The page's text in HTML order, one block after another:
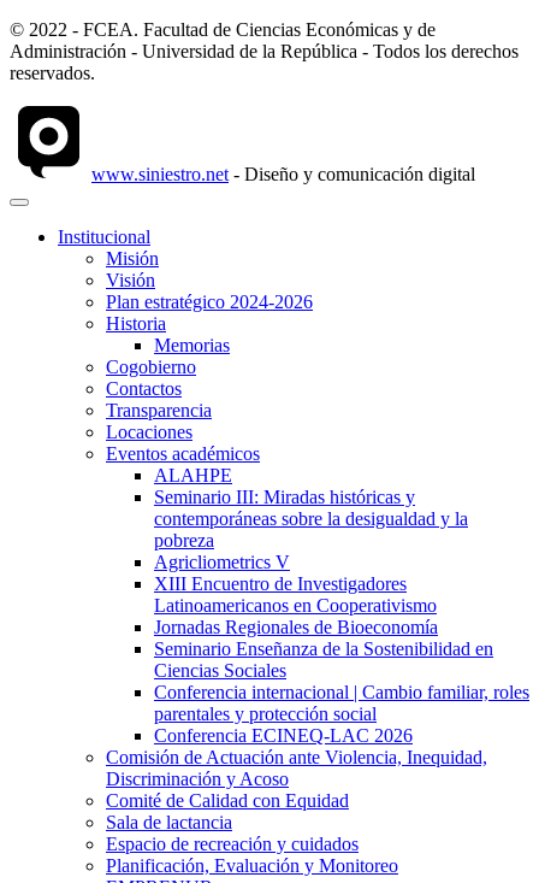
© 2022 - FCEA. Facultad de Ciencias Económicas y de
Administración - Universidad de la República - Todos los derechos
reservados.
www.siniestro.net - Diseño y comunicación digital
Institucional
Misión
Visión
Plan estratégico 2024-2026
Historia
Memorias
Cogobierno
Contactos
Transparencia
Locaciones
Eventos académicos
ALAHPE
Seminario III: Miradas históricas y
contemporáneas sobre la desigualdad y la
pobreza
Agricliometrics V
XIII Encuentro de Investigadores
Latinoamericanos en Cooperativismo
Jornadas Regionales de Bioeconomía
Seminario Enseñanza de la Sostenibilidad en
Ciencias Sociales
Conferencia internacional | Cambio familiar, roles
parentales y protección social
Conferencia ECINEQ-LAC 2026
Comisión de Actuación ante Violencia, Inequidad,
Discriminación y Acoso
Comité de Calidad con Equidad
Sala de lactancia
Espacio de recreación y cuidados
Planificación, Evaluación y Monitoreo